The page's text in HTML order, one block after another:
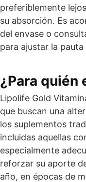
preferiblemente
su absorción. Es
del envase o
para ajustar la
¿Para quién
Lipolife Gold
que buscan una
los suplementos
incluidas aquellas
especialmente
reforzar su aporte
año, en épocas de